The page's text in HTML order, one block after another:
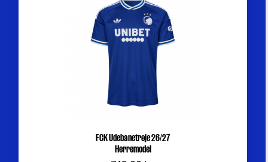
FCK Udebanetrøje 26/27
Herremodel